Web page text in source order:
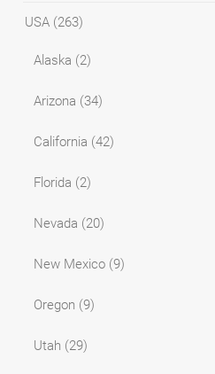
USA (263)
Alaska (2)
Arizona (34)
California (42)
Florida (2)
Nevada (20)
New Mexico (9)
Oregon (9)
Utah (29)